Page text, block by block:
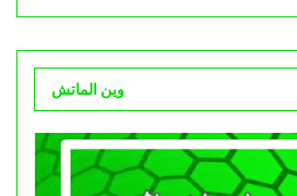
وين الماتش